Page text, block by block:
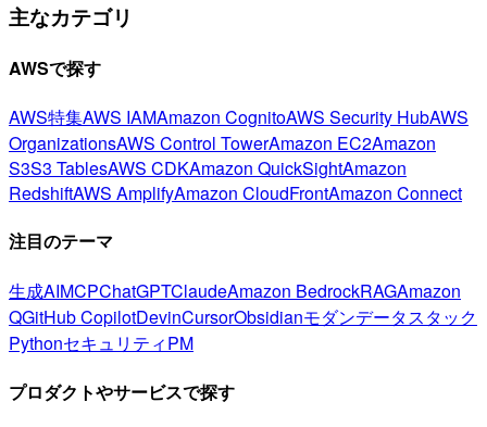
主なカテゴリ
AWSで探す
AWS特集AWS IAMAmazon CognitoAWS Security HubAWS
OrganizationsAWS Control TowerAmazon EC2Amazon
S3S3 TablesAWS CDKAmazon QuickSightAmazon
RedshiftAWS AmplifyAmazon CloudFrontAmazon Connect
注目のテーマ
生成AIMCPChatGPTClaudeAmazon BedrockRAGAmazon
QGitHub CopilotDevinCursorObsidianモダンデータスタック
PythonセキュリティPM
プロダクトやサービスで探す